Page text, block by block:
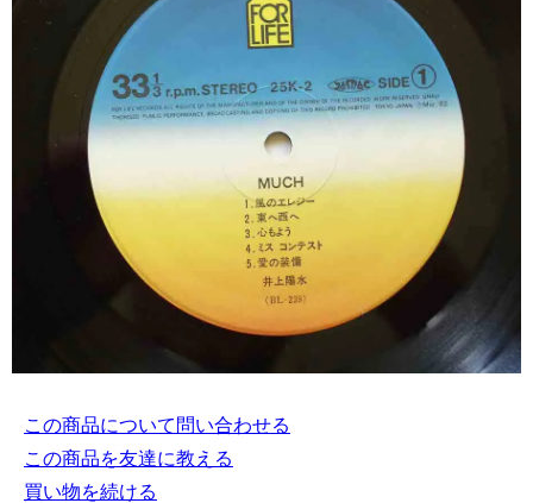
この商品について問い合わせる
この商品を友達に教える
買い物を続ける